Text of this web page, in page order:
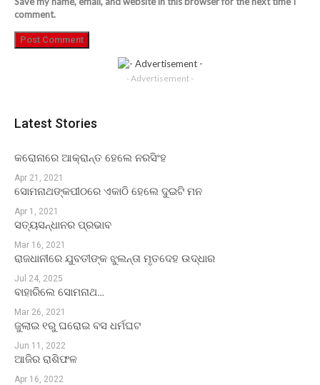
comment.
- Advertisement -
Latest Stories
କରୋନାରେ ଆକ୍ରାନ୍ତ ହେଲେ ନରସିଂହ
Apr 21, 2021
ସୋମନାଥଙ୍କପୀଠରେ ଏକାଠି ହେଲେ ଦୁଇଟି ମନ
Apr 1, 2021
ସତ୍ୟସନ୍ଧାନର ପ୍ରଭାବ
Mar 16, 2021
ରାଜଧାନୀରେ ଯୁବତୀଙ୍କ ଝୁଲନ୍ତା ମୃତଦେହ ଉଦ୍ଧାର
Jul 24, 2025
ବାହାରିଲେ ସୋମନାଥ…
Mar 26, 2021
ଜୁଲାଇ ୧ରୁ ଘରୋଇ ବସ ଧର୍ମଘଟ
Jun 11, 2022
ଆଜିର ରାଶିଫଳ
Apr 16, 2022